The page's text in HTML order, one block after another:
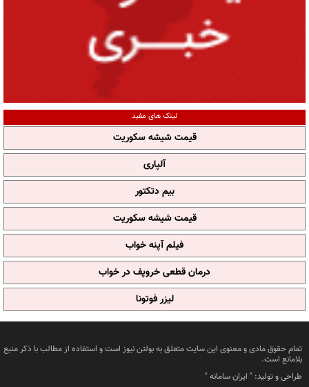
لینک های مفید
قیمت شیشه سکوریت
آلپاری
بیم دتکتور
قیمت شیشه سکوریت
فیلم آپنه خواب
درمان قطعی خروپف در خواب
لیزر فوتونا
تمام حقوق مادی و معنوی این سایت متعلق به بولتن نیوز است و استفاده از مطالب با ذکر منبع
بلامانع است.
طراحی و تولید: " ایران سامانه"